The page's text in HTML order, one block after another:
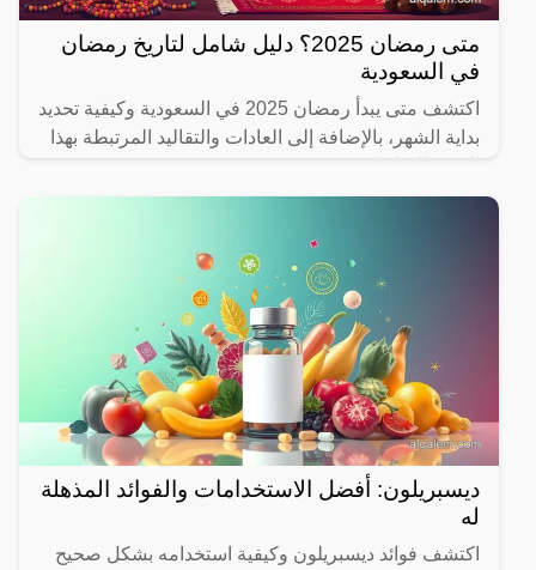
متى رمضان 2025؟ دليل شامل لتاريخ رمضان
في السعودية
اكتشف متى يبدأ رمضان 2025 في السعودية وكيفية تحديد
بداية الشهر، بالإضافة إلى العادات والتقاليد المرتبطة بهذا
ديسبريلون: أفضل الاستخدامات والفوائد المذهلة
له
اكتشف فوائد ديسبريلون وكيفية استخدامه بشكل صحيح